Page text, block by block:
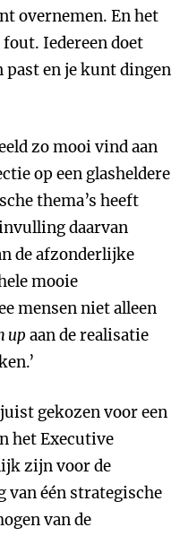
overnemen. En het
Iedereen doet
en je kunt dingen
zo mooi vind aan
op een glasheldere
thema’s heeft
daarvan
de afzonderlijke
mooie
mensen niet alleen
up aan de realisatie
gekozen voor een
het Executive
zijn voor de
van één strategische
van de